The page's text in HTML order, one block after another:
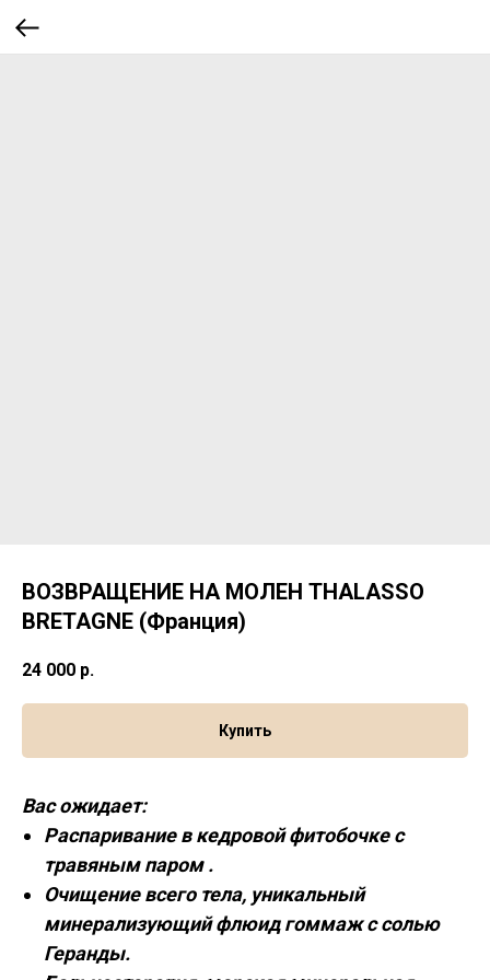
ВОЗВРАЩЕНИЕ НА МОЛЕН THALASSO
BRETAGNE (Франция)
24 000 р.
Купить
Вас ожидает:
Распаривание в кедровой фитобочке с
травяным паром .
Очищение всего тела, уникальный
минерализующий флюид гоммаж с солью
Геранды.